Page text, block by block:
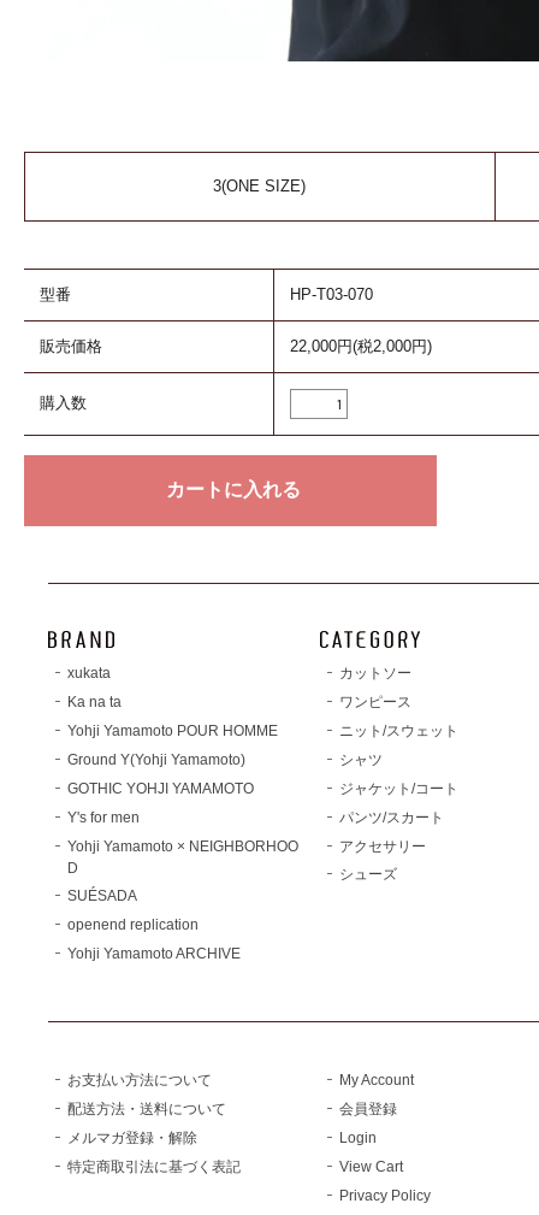
3(ONE SIZE)
型番 HP-T03-070
販売価格 22,000円(税2,000円)
購入数
xukata
Ka na ta
Yohji Yamamoto POUR HOMME
Ground Y(Yohji Yamamoto)
GOTHIC YOHJI YAMAMOTO
Y's for men
Yohji Yamamoto × NEIGHBORHOO
D
SUÉSADA
openend replication
Yohji Yamamoto ARCHIVE
カットソー
ワンピース
ニット/スウェット
シャツ
ジャケット/コート
パンツ/スカート
アクセサリー
シューズ
お支払い方法について
配送方法・送料について
メルマガ登録・解除
特定商取引法に基づく表記
My Account
会員登録
Login
View Cart
Privacy Policy